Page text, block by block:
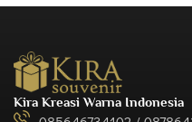
Kira Kreasi Warna Indonesia